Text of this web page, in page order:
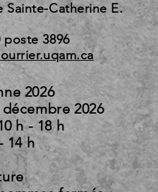
Sainte-Catherine E.
poste 3896
2026
au 22
h - 18 h
14 h